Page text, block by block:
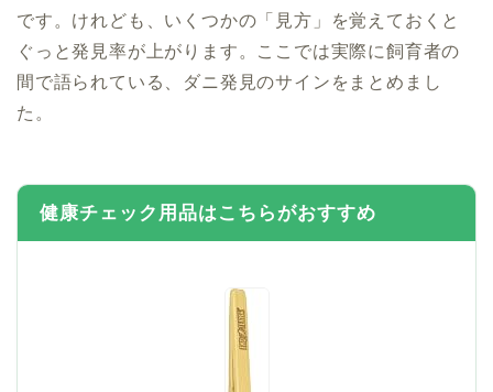
です。けれども、いくつかの「見方」を覚えておくと
ぐっと発見率が上がります。ここでは実際に飼育者の
間で語られている、ダニ発見のサインをまとめまし
た。
健康チェック用品はこちらがおすすめ